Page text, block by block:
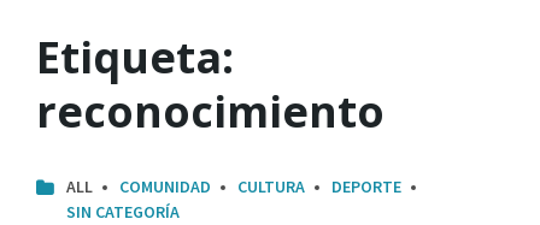
Etiqueta:
reconocimiento
ALL COMUNIDAD CULTURA
DEPORTE
SIN CATEGORÍA